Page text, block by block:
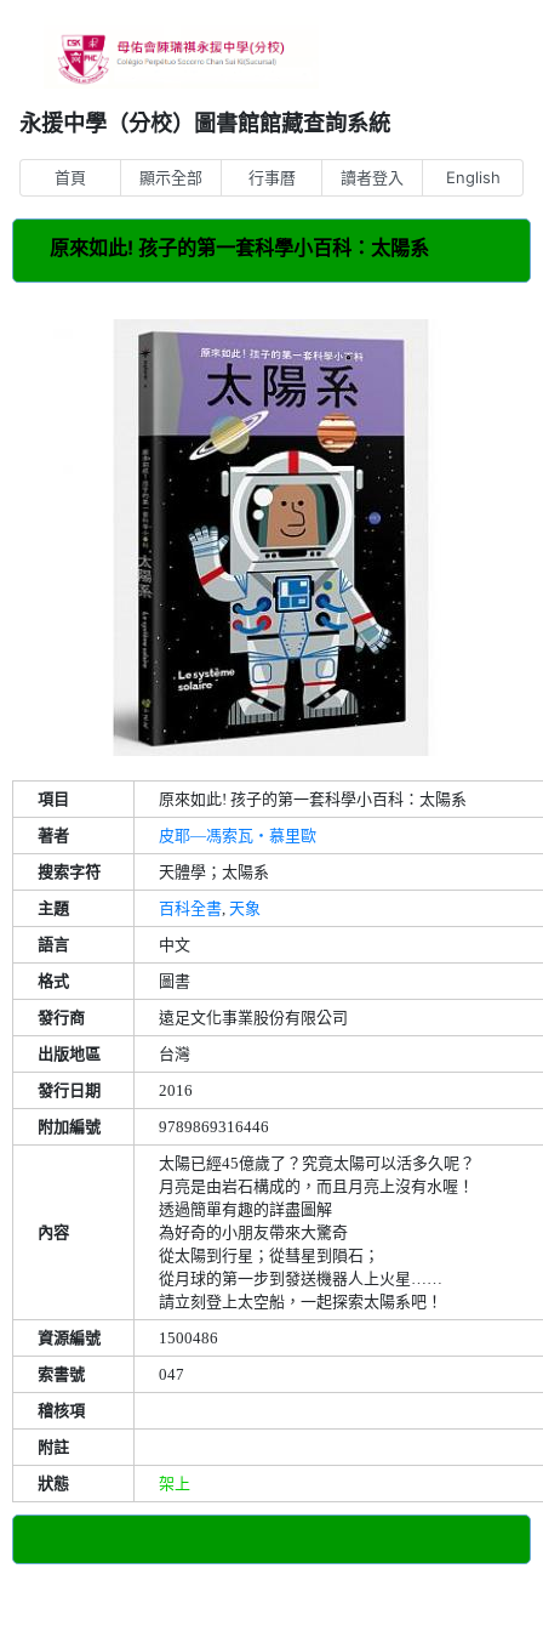
永援中學（分校）圖書館館藏查詢系統
首頁 顯示全部 行事曆 讀者登入 English
原來如此! 孩子的第一套科學小百科：太陽系
項目
原來如此! 孩子的第一套科學小百科：太陽系
著者
皮耶—馮索瓦‧慕里歐
搜索字符
天體學；太陽系
主題
百科全書, 天象
語言
中文
格式
圖書
發行商
遠足文化事業股份有限公司
出版地區
台灣
發行日期
2016
附加編號
9789869316446
內容
太陽已經45億歲了？究竟太陽可以活多久呢？
月亮是由岩石構成的，而且月亮上沒有水喔！
透過簡單有趣的詳盡圖解
為好奇的小朋友帶來大驚奇
從太陽到行星；從彗星到隕石；
從月球的第一步到發送機器人上火星……
請立刻登上太空船，一起探索太陽系吧！
資源編號
1500486
索書號
047
稽核項
附註
狀態
架上